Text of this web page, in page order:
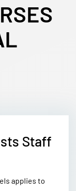
Staff
applies to